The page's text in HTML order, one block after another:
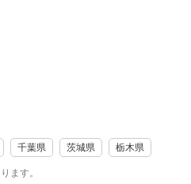
。
ちょっぴり早まった事で色々
しい季節ですが楽しく過ごし
る日を楽しみしております。
千葉県 茨城県 栃木県
ます。